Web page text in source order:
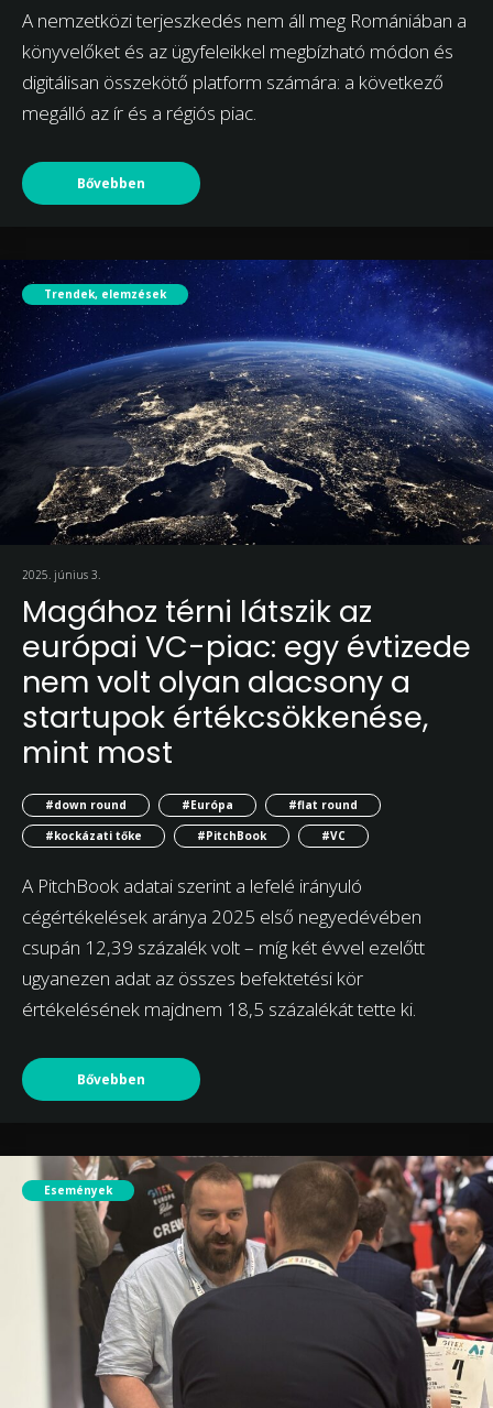
A nemzetközi terjeszkedés nem áll meg Romániában a
könyvelőket és az ügyfeleikkel megbízható módon és
digitálisan összekötő platform számára: a következő
megálló az ír és a régiós piac.
Bővebben
Trendek, elemzések
2025. június 3.
Magához térni látszik az
európai VC-piac: egy évtizede
nem volt olyan alacsony a
startupok értékcsökkenése,
mint most
#down round #Európa
#flat round
#kockázati tőke
#PitchBook #VC
A PitchBook adatai szerint a lefelé irányuló
cégértékelések aránya 2025 első negyedévében
csupán 12,39 százalék volt – míg két évvel ezelőtt
ugyanezen adat az összes befektetési kör
értékelésének majdnem 18,5 százalékát tette ki.
Bővebben
Események